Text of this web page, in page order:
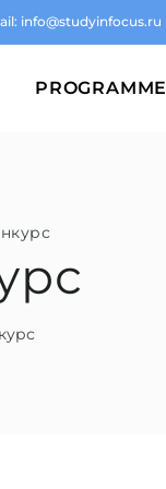
info@studyinfocus.ru
PROGRAMME